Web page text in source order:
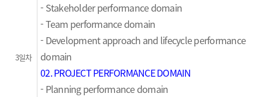
3일차
- Stakeholder performance domain
- Team performance domain
- Development approach and lifecycle performance
domain
02. PROJECT PERFORMANCE DOMAIN
- Planning performance domain